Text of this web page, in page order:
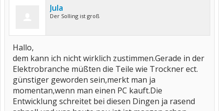
Jula
Der Solling ist groß
Hallo,
dem kann ich nicht wirklich zustimmen.Gerade in der
Elektrobranche müßten die Teile wie Trockner ect.
günstiger geworden sein,merkt man ja
momentan,wenn man einen PC kauft.Die
Entwicklung schreitet bei diesen Dingen ja rasend